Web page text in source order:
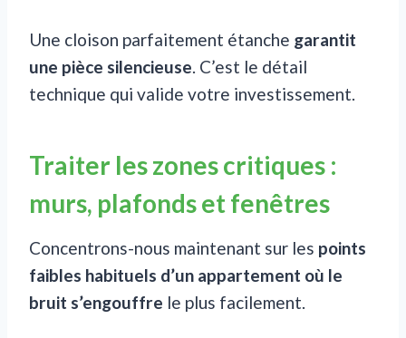
Une cloison parfaitement étanche garantit
une pièce silencieuse . C’est le détail
technique qui valide votre investissement.
Traiter les zones critiques :
murs, plafonds et fenêtres
Concentrons-nous maintenant sur les points
faibles habituels d’un appartement où le
bruit s’engouffre le plus facilement.